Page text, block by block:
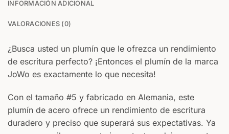
INFORMACIÓN ADICIONAL
VALORACIONES (0)
¿Busca usted un plumín que le ofrezca un rendimiento
de escritura perfecto? ¡Entonces el plumín de la marca
JoWo es exactamente lo que necesita!
Con el tamaño #5 y fabricado en Alemania, este
plumín de acero ofrece un rendimiento de escritura
duradero y preciso que superará sus expectativas. Ya